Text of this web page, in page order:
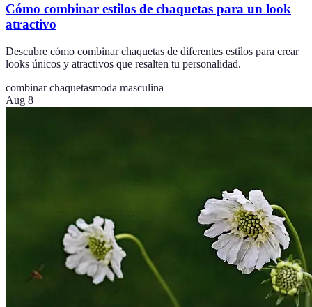
Cómo combinar estilos de chaquetas para un look
atractivo
Descubre cómo combinar chaquetas de diferentes estilos para crear
looks únicos y atractivos que resalten tu personalidad.
combinar chaquetasmoda masculina
Aug 8